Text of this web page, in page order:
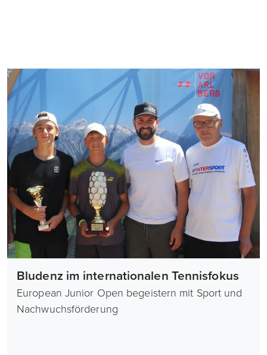
Bludenz im internationalen Tennisfokus
European Junior Open begeistern mit Sport und
Nachwuchsförderung